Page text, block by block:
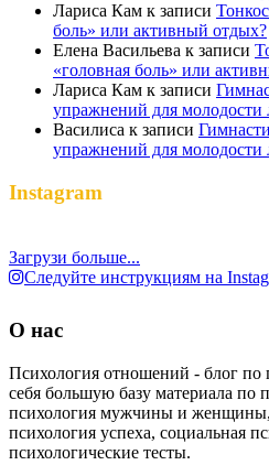
Лариса Кам к записи
боль» или активный отдых?
Елена Васильева к записи
«головная боль» или
Лариса Кам к записи
упражнений для молодости
Василиса к записи
упражнений для молодости
Instagram
Загрузи больше...
Следуйте инструкциям на
О нас
Психология отношений - блог
себя большую базу материала по
психология мужчины и женщины,
психология успеха, социальная
психологические тесты.